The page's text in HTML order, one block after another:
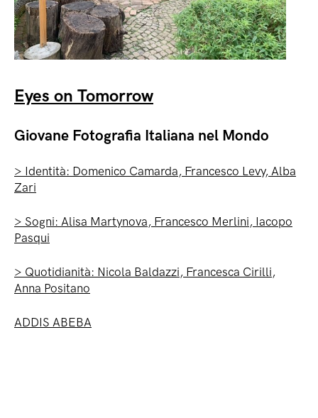
Eyes on Tomorrow
Giovane Fotografia Italiana nel Mondo
> Identità: Domenico Camarda, Francesco Levy, Alba
Zari
> Sogni: Alisa Martynova, Francesco Merlini, Iacopo
Pasqui
> Quotidianità: Nicola Baldazzi, Francesca Cirilli,
Anna Positano
ADDIS ABEBA